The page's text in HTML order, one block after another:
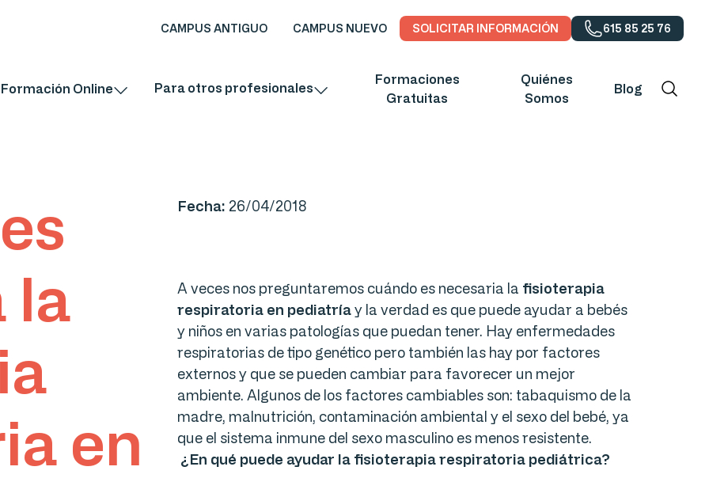
CAMPUS ANTIGUO CAMPUS NUEVO SOLICITAR INFORMACIÓN 615 85 25 76
Formación Online Para otros profesionales
Formaciones
Gratuitas
Quiénes
Somos
Blog
la
en
Fecha: 26/04/2018
A veces nos preguntaremos cuándo es necesaria la fisioterapia
respiratoria en pediatría y la verdad es que puede ayudar a bebés
y niños en varias patologías que puedan tener. Hay enfermedades
respiratorias de tipo genético pero también las hay por factores
externos y que se pueden cambiar para favorecer un mejor
ambiente. Algunos de los factores cambiables son: tabaquismo de la
madre, malnutrición, contaminación ambiental y el sexo del bebé, ya
que el sistema inmune del sexo masculino es menos resistente.
¿En qué puede ayudar la fisioterapia respiratoria pediátrica?